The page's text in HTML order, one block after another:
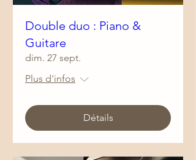
Double duo : Piano &
Guitare
dim. 27 sept.
Plus d'infos
Détails